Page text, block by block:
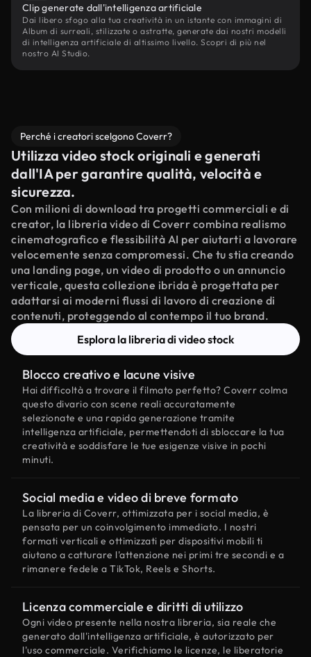
Clip generate dall'intelligenza artificiale
Dai libero sfogo alla tua creatività in un istante con immagini di
Album di surreali, stilizzate o astratte, generate dai nostri modelli
di intelligenza artificiale di altissimo livello. Scopri di più nel
nostro AI Studio.
Perché i creatori scelgono Coverr?
Utilizza video stock originali e generati
dall'IA per garantire qualità, velocità e
sicurezza.
Con milioni di download tra progetti commerciali e di
creator, la libreria video di Coverr combina realismo
cinematografico e flessibilità AI per aiutarti a lavorare
velocemente senza compromessi. Che tu stia creando
una landing page, un video di prodotto o un annuncio
verticale, questa collezione ibrida è progettata per
adattarsi ai moderni flussi di lavoro di creazione di
contenuti, proteggendo al contempo il tuo brand.
Esplora la libreria di video stock
Blocco creativo e lacune visive
Hai difficoltà a trovare il filmato perfetto? Coverr colma
questo divario con scene reali accuratamente
selezionate e una rapida generazione tramite
intelligenza artificiale, permettendoti di sbloccare la tua
creatività e soddisfare le tue esigenze visive in pochi
minuti.
Social media e video di breve formato
La libreria di Coverr, ottimizzata per i social media, è
pensata per un coinvolgimento immediato. I nostri
formati verticali e ottimizzati per dispositivi mobili ti
aiutano a catturare l'attenzione nei primi tre secondi e a
rimanere fedele a TikTok, Reels e Shorts.
Licenza commerciale e diritti di utilizzo
Ogni video presente nella nostra libreria, sia reale che
generato dall'intelligenza artificiale, è autorizzato per
l'uso commerciale. Verifichiamo le licenze, le liberatorie